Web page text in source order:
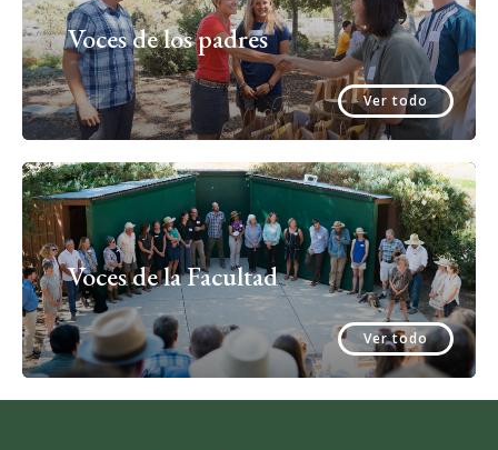
Voces de los padres
Ver todo
Voces de la Facultad
Ver todo